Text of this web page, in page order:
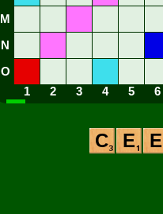
M
N
O
1
2 3 4 5 6
C E E